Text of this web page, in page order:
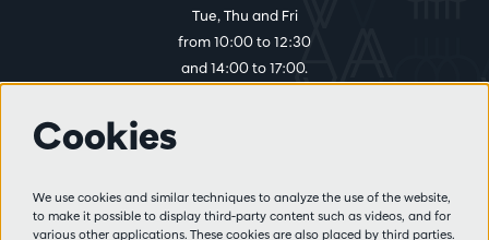
Tue, Thu and Fri
from 10:00 to 12:30
and 14:00 to 17:00.
Visitor rules
Privacy
Cookies
We use cookies and similar techniques to analyze the use of the website,
to make it possible to display third-party content such as videos, and for
various other applications. These cookies are also placed by third parties.